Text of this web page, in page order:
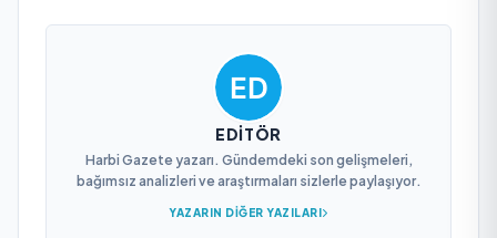
EDITÖR
Harbi Gazete yazarı. Gündemdeki son gelişmeleri,
bağımsız analizleri ve araştırmaları sizlerle paylaşıyor.
YAZARIN DIĞER YAZILARI